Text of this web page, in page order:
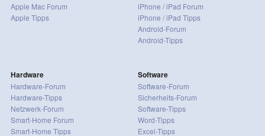
Apple Mac Forum
Apple Tipps
iPhone / iPad Forum
iPhone / iPad Tipps
Android-Forum
Android-Tipps
Hardware
Hardware-Forum
Hardware-Tipps
Netzwerk-Forum
Smart-Home Forum
Smart-Home Tipps
Software
Software-Forum
Sicherheits-Forum
Software-Tipps
Word-Tipps
Excel-Tipps